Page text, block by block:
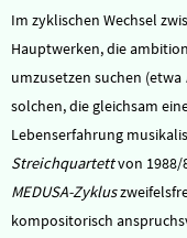
Im zyklischen Wechsel
Hauptwerken, die
umzusetzen suchen (etwa
solchen, die gleichsam
Lebenserfahrung
Streichquartettvon 1988/
MEDUSA-Zyklus
kompositorisch